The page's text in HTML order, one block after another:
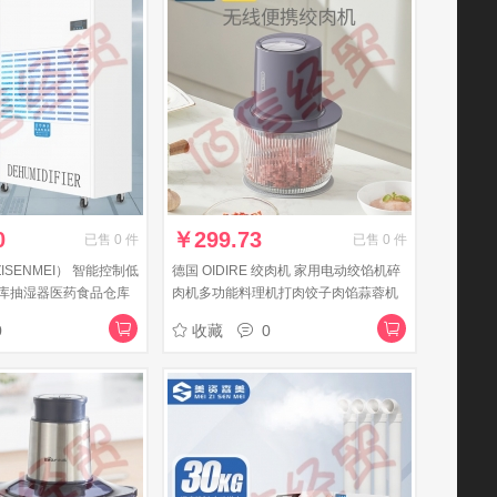
已售 0 件
） 智能控制低
抽湿器医药食品仓库
DWHK5480BE适用
￥299.73 已售 0 件
德国 OIDIRE 绞肉机 家用电动绞馅机碎
肉机多功能料理机打肉饺子肉馅蒜蓉机
料理搅拌机婴儿辅食机 ODI-QSJ21 巴洛
紫 【单杯标准款】
收藏 0